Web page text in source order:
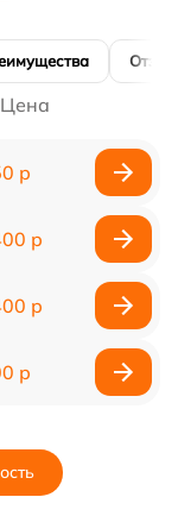
Цена
р
р
р
р